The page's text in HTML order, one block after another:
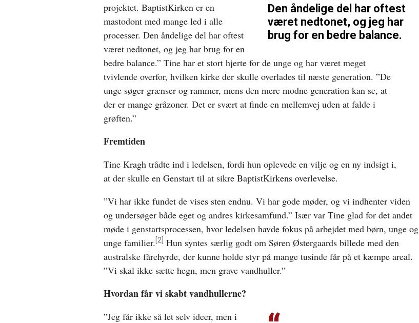
Den åndelige del har oftest
været nedtonet, og jeg har
brug for en bedre balance.
projektet. BaptistKirken er en
mastodont med mange led i alle
processer. Den åndelige del har oftest
været nedtonet, og jeg har brug for en
bedre balance.” Tine har et stort hjerte for de unge og har været meget
tvivlende overfor, hvilken kirke der skulle overlades til næste generation. ”De
unge søger grænser og rammer, mens den mere modne generation kan se, at
der er mange gråzoner. Det er svært at finde en mellemvej uden at falde i
grøften.”
Fremtiden
Tine Kragh trådte ind i ledelsen, fordi hun oplevede en vilje og en ny indsigt i,
at der skulle en Genstart til at sikre BaptistKirkens overlevelse.
”Vi har ikke fundet de vises sten endnu. Vi har gode møder, og vi indhenter viden
og undersøger både eget og andres kirkesamfund.” Især var Tine glad for det andet
møde i genstartsprocessen, hvor ledelsen havde fokus på arbejdet med børn, unge og
unge familier. [2]
Hun syntes særlig godt om Søren Østergaards billede med den
australske fårehyrde, der kunne holde styr på mange tusinde får på et kæmpe areal.
”Vi skal ikke sætte hegn, men grave vandhuller.”
Hvordan får vi skabt vandhullerne?
”Jeg får ikke så let selv ideer, men i